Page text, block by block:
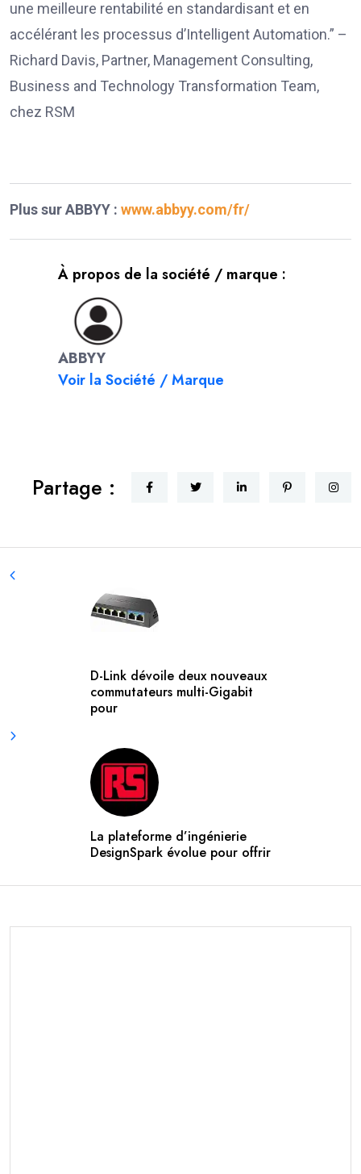
une meilleure rentabilité en standardisant et en
accélérant les processus d’Intelligent Automation.” –
Richard Davis, Partner, Management Consulting,
Business and Technology Transformation Team,
chez RSM
Plus sur ABBYY : www.abbyy.com/fr/
À propos de la société / marque :
ABBYY
Voir la Société / Marque
Partage :
D-Link dévoile deux nouveaux
commutateurs multi-Gigabit
pour
La plateforme d’ingénierie
DesignSpark évolue pour offrir